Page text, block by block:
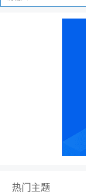
热门主题